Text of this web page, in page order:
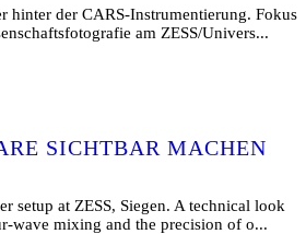
hinter der CARS-Instrumentierung. Fokus
am ZESS/Univers...
SICHTBAR MACHEN
setup at ZESS, Siegen. A technical look
wave mixing and the precision of o...